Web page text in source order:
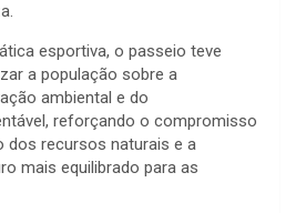
esportiva, o passeio teve
a população sobre a
ambiental e do
reforçando o compromisso
dos recursos naturais e a
mais equilibrado para as